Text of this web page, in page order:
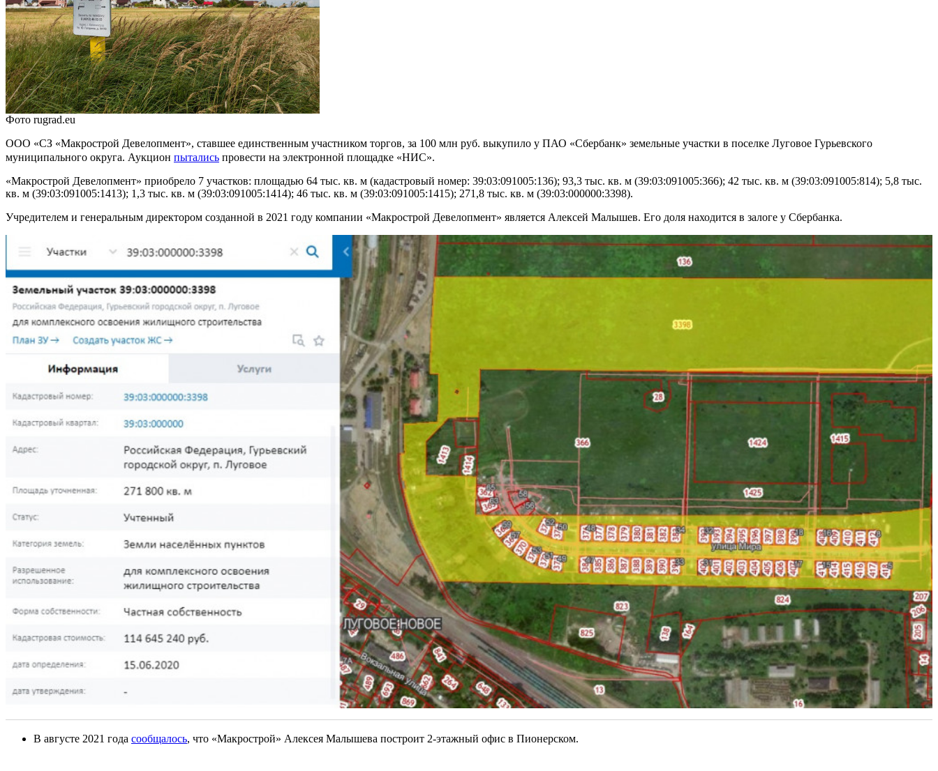
Фото rugrad.eu
ООО «СЗ «Макрострой Девелопмент», ставшее единственным участником торгов, за 100 млн руб. выкупило у ПАО «Сбербанк» земельные участки в поселке Луговое Гурьевского
муниципального округа. Аукцион пытались провести на электронной площадке «НИС».
«Макрострой Девелопмент» приобрело 7 участков: площадью 64 тыс. кв. м (кадастровый номер: 39:03:091005:136); 93,3 тыс. кв. м (39:03:091005:366); 42 тыс. кв. м (39:03:091005:814); 5,8 тыс.
кв. м (39:03:091005:1413); 1,3 тыс. кв. м (39:03:091005:1414); 46 тыс. кв. м (39:03:091005:1415); 271,8 тыс. кв. м (39:03:000000:3398).
Учредителем и генеральным директором созданной в 2021 году компании «Макрострой Девелопмент» является Алексей Малышев. Его доля находится в залоге у Сбербанка.
В августе 2021 года сообщалось, что «Макрострой» Алексея Малышева построит 2-этажный офис в Пионерском.